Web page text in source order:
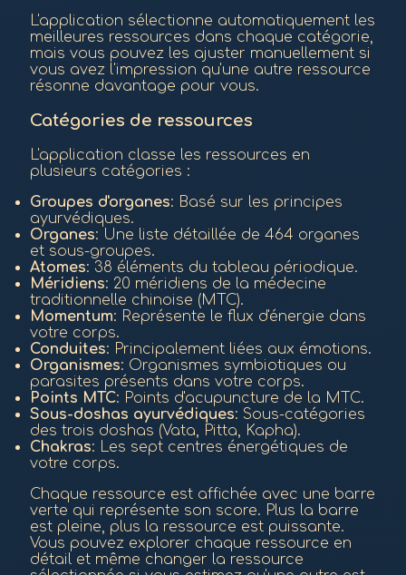
L'application sélectionne automatiquement les
meilleures ressources dans chaque catégorie,
mais vous pouvez les ajuster manuellement si
vous avez l'impression qu'une autre ressource
résonne davantage pour vous.
Catégories de ressources
L'application classe les ressources en
plusieurs catégories :
Groupes d'organes: Basé sur les principes
ayurvédiques.
Organes: Une liste détaillée de 464 organes
et sous-groupes.
Atomes: 38 éléments du tableau périodique.
Méridiens: 20 méridiens de la médecine
traditionnelle chinoise (MTC).
Momentum: Représente le flux d'énergie dans
votre corps.
Conduites: Principalement liées aux émotions.
Organismes: Organismes symbiotiques ou
parasites présents dans votre corps.
Points MTC: Points d'acupuncture de la MTC.
Sous-doshas ayurvédiques: Sous-catégories
des trois doshas (Vata, Pitta, Kapha).
Chakras: Les sept centres énergétiques de
votre corps.
Chaque ressource est affichée avec une barre
verte qui représente son score. Plus la barre
est pleine, plus la ressource est puissante.
Vous pouvez explorer chaque ressource en
détail et même changer la ressource